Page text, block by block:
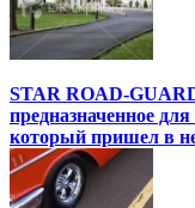
STAR ROAD-
предназначенное
который пришел в